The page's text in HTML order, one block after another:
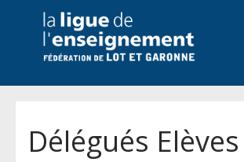
Délégués Elèves